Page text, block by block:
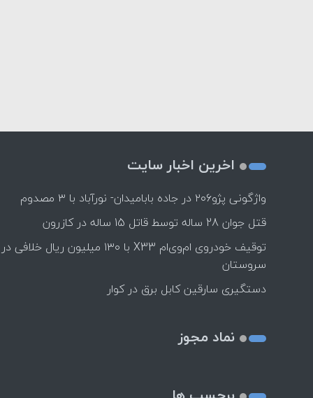
اخرین اخبار سایت
واژگونی پژو۲۰۶ در جاده بابامیدان- نورآباد با ۳ مصدوم
قتل جوان 28 ساله توسط قاتل 15 ساله در کازرون
توقیف خودروی ام‌وی‌ام X33 با ۱۳۰ میلیون ریال خلافی در
سروستان
دستگیری سارقین کابل برق در کوار
نماد مجوز